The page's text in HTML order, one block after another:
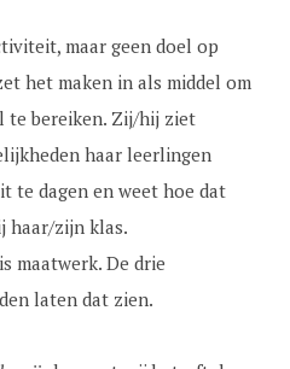
maar geen doel op
het maken in als middel om
te bereiken. Zij/hij ziet
haar leerlingen
te dagen en weet hoe dat
haar/zijn klas.
maatwerk. De drie
laten dat zien.